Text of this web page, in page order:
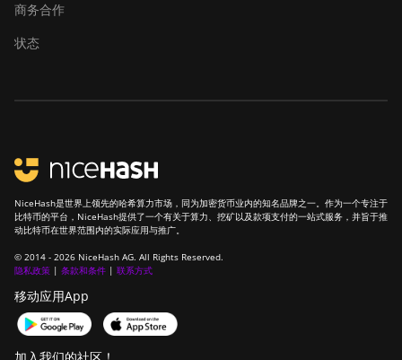
商务合作
状态
NiceHash是世界上领先的哈希算力市场，同为加密货币业内的知名品牌之一。作为一个专注于
比特币的平台，NiceHash提供了一个有关于算力、挖矿以及款项支付的一站式服务，并旨于推
动比特币在世界范围内的实际应用与推广。
© 2014 - 2026 NiceHash AG. All Rights Reserved.
隐私政策 | 条款和条件 | 联系方式
移动应用App